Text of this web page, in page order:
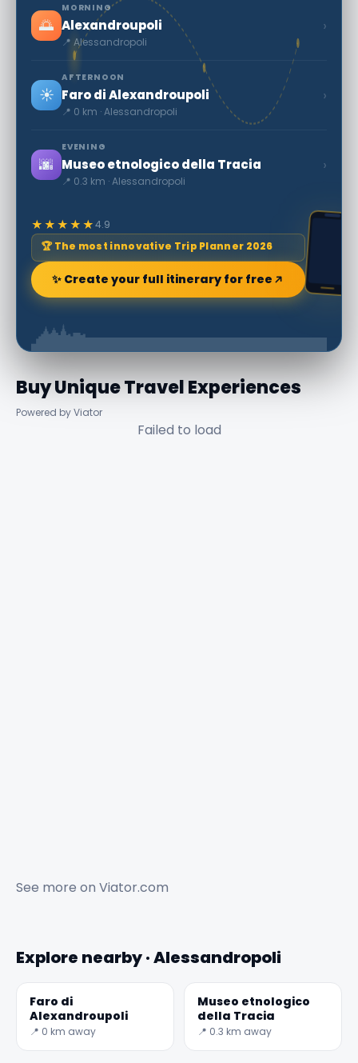
🌅
MORNING
Alexandroupoli
📍 Alessandropoli
›
☀️
AFTERNOON
Faro di Alexandroupoli
📍 0 km · Alessandropoli
›
🌆
EVENING
Museo etnologico della Tracia
📍 0.3 km · Alessandropoli
›
★★★★★4.9
🏆 The most innovative Trip Planner 2026
✨ Create your full itinerary for free
Buy Unique Travel Experiences
Powered by Viator
Failed to load
See more on Viator.com
Explore nearby · Alessandropoli
Faro di
Alexandroupoli
📍 0 km away
Museo etnologico
della Tracia
📍 0.3 km away